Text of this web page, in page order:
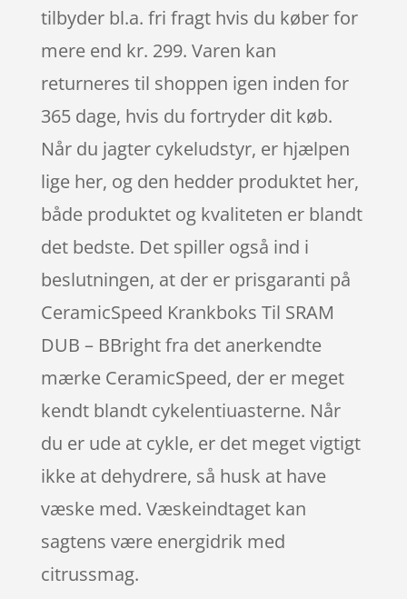
tilbyder bl.a. fri fragt hvis du køber for
mere end kr. 299. Varen kan
returneres til shoppen igen inden for
365 dage, hvis du fortryder dit køb.
Når du jagter cykeludstyr, er hjælpen
lige her, og den hedder produktet her,
både produktet og kvaliteten er blandt
det bedste. Det spiller også ind i
beslutningen, at der er prisgaranti på
CeramicSpeed Krankboks Til SRAM
DUB – BBright fra det anerkendte
mærke CeramicSpeed, der er meget
kendt blandt cykelentiuasterne. Når
du er ude at cykle, er det meget vigtigt
ikke at dehydrere, så husk at have
væske med. Væskeindtaget kan
sagtens være energidrik med
citrussmag.